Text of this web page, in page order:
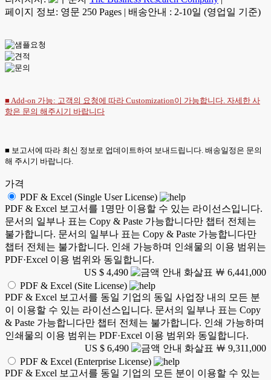
페이지 정보: 영문 250 Pages | 배송안내 : 2-10일 (영업일 기준)
■ Add-on 가능: 고객의 요청에 따라 Customization이 가능합니다. 자세한 사
항은 문의 해주시기 바랍니다
■ 보고서에 따라 최신 정보로 업데이트하여 보내드립니다. 배송일정은 문의
해 주시기 바랍니다.
가격
PDF & Excel (Single User License)
PDF & Excel 보고서를 1명만 이용할 수 있는 라이선스입니다.
문서의 일부나 표는 Copy & Paste 가능합니다만 챕터 전체는
불가합니다. 문서의 일부나 표는 Copy & Paste 가능합니다만
챕터 전체는 불가합니다. 인쇄 가능하며 인쇄물의 이용 범위는
PDF·Excel 이용 범위와 동일합니다.
US $ 4,490
￦ 6,441,000
PDF & Excel (Site License)
PDF & Excel 보고서를 동일 기업의 동일 사업장 내의 모든 분
이 이용할 수 있는 라이선스입니다. 문서의 일부나 표는 Copy
& Paste 가능합니다만 챕터 전체는 불가합니다. 인쇄 가능하며
인쇄물의 이용 범위는 PDF·Excel 이용 범위와 동일합니다.
US $ 6,490
￦ 9,311,000
PDF & Excel (Enterprise License)
PDF & Excel 보고서를 동일 기업의 모든 분이 이용할 수 있는